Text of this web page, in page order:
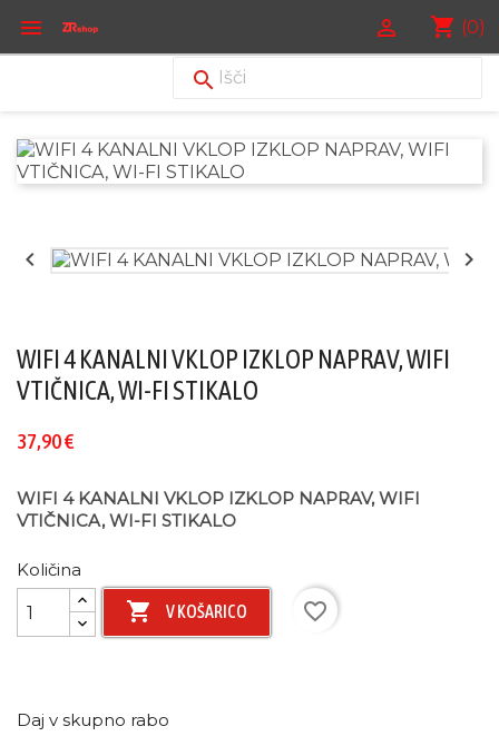
 shopping_cart (0)


 
WIFI 4 KANALNI VKLOP IZKLOP NAPRAV, WIFI
VTIČNICA, WI-FI STIKALO
37,90 €
WIFI 4 KANALNI VKLOP IZKLOP NAPRAV, WIFI
VTIČNICA, WI-FI STIKALO
Količina
 V KOŠARICO favorite_border
Daj v skupno rabo